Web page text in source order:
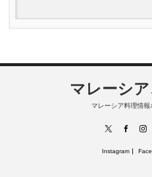
マレーシ
マレーシア料理情報
RSS
Instagram